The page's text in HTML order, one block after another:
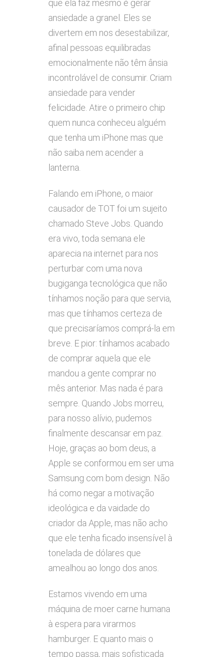
que ela faz mesmo é gerar
ansiedade a granel. Eles se
divertem em nos desestabilizar,
afinal pessoas equilibradas
emocionalmente não têm ânsia
incontrolável de consumir. Criam
ansiedade para vender
felicidade. Atire o primeiro chip
quem nunca conheceu alguém
que tenha um iPhone mas que
não saiba nem acender a
lanterna.
Falando em iPhone, o maior
causador de TOT foi um sujeito
chamado Steve Jobs. Quando
era vivo, toda semana ele
aparecia na internet para nos
perturbar com uma nova
bugiganga tecnológica que não
tínhamos noção para que servia,
mas que tínhamos certeza de
que precisaríamos comprá-la em
breve. E pior: tínhamos acabado
de comprar aquela que ele
mandou a gente comprar no
mês anterior. Mas nada é para
sempre. Quando Jobs morreu,
para nosso alívio, pudemos
finalmente descansar em paz.
Hoje, graças ao bom deus, a
Apple se conformou em ser uma
Samsung com bom design. Não
há como negar a motivação
ideológica e da vaidade do
criador da Apple, mas não acho
que ele tenha ficado insensível à
tonelada de dólares que
amealhou ao longo dos anos.
Estamos vivendo em uma
máquina de moer carne humana
à espera para virarmos
hamburger. E quanto mais o
tempo passa, mais sofisticada